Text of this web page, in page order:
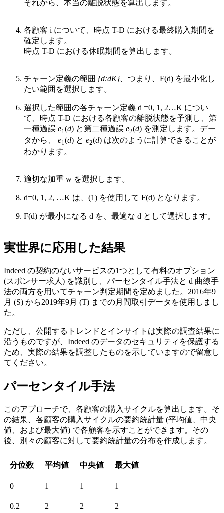
それから、本当の離脱状態を算出します。
各顧客 i について、時点 T-D における最終購入期間を
確定します。
時点 T-D における休眠期間を算出します。
チャーン定義の範囲 {d:dK}、つまり、F(d) を最小化し
たい範囲を選択します。
選択した範囲の各チャーン定義 d =0, 1, 2…K につい
て、時点 T-D における各顧客の離脱状態を予測し、第
一種過誤 e1(d) と第二種過誤 e2(d) を測定します。デー
タから、 e1(d) と e2(d) は次のように計算できることが
わかります。
適切な加重 w を選択します。
d=0, 1, 2, …K は、(1) を使用して F(d) となります。
F(d) が最小になる d を、最適な d として選択します。
実世界に応用した結果
Indeed の契約のないサービスの1つとして有料のオプション
(スポンサー求人) を識別し、パーセンタイル手法と d 曲線手
法の両方を用いてチャーン判定期間を定めました。2016年9
月 (S) から2019年9月 (T) までの月間取引データを使用しまし
た。
ただし、公開するトレンドとインサイトは実際の調査結果に
沿うものですが、Indeed のデータのセキュリティを保護する
ため、実際の結果を調整したものを示していますので留意し
てください。
パーセンタイル手法
このアプローチで、各顧客の購入サイクルを算出します。そ
の結果、各顧客の購入サイクルの要約統計量 (平均値、中央
値、および最大値) で各顧客を示すことができます。その
後、別々の顧客に対して要約統計量の分布を作成します。
分位数 平均値 中央値 最大値
0 1 1 1
0.2 2 2 2